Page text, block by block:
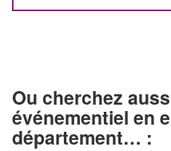
Ou cherchez
événementiel en
département… :